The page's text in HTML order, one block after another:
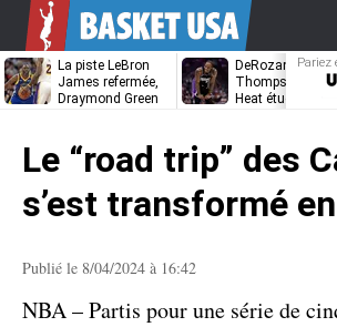
La piste LeBron
James refermée,
Draymond Green
DeRozan, Beal,
Thompson… Le
Heat étudie ses
Pariez
Unibet
Le “road trip” des
s’est transformé
Publié le 8/04/2024 à 16:42
NBA – Partis pour une série de